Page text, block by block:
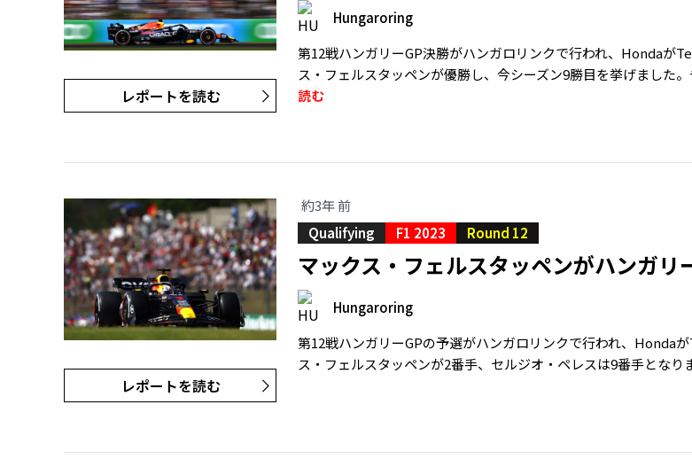
レポートを読む
Hungaroring
第12戦ハンガリーGP決勝がハンガロリンクで行われ、Honda
ス・フェルスタッペンが優勝し、今シーズン9勝目を挙げました
読む
レポートを読む
約3年 前
Qualifying
F1 2023 Round 12
マックス・フェルスタッペンがハンガリ
Hungaroring
第12戦ハンガリーGPの予選がハンガロリンクで行われ、
ス・フェルスタッペンが2番手、セルジオ・ペレスは9番手となり